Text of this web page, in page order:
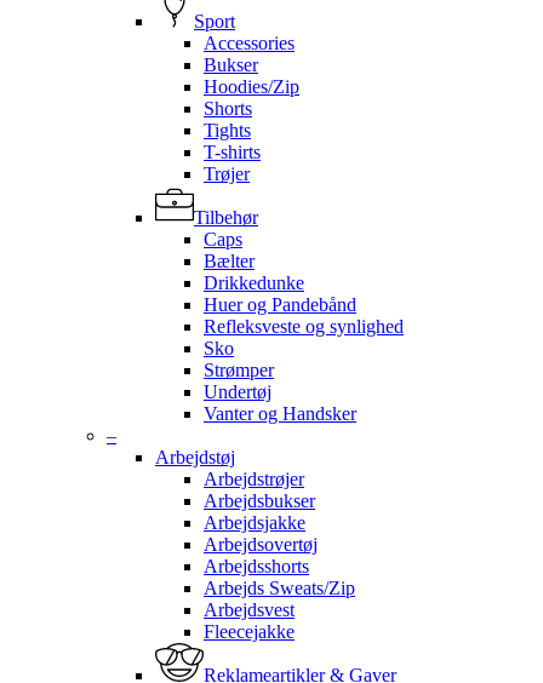
Sport
Accessories
Bukser
Hoodies/Zip
Shorts
Tights
T-shirts
Trøjer
Tilbehør
Caps
Bælter
Drikkedunke
Huer og Pandebånd
Refleksveste og synlighed
Sko
Strømper
Undertøj
Vanter og Handsker
–
Arbejdstøj
Arbejdstrøjer
Arbejdsbukser
Arbejdsjakke
Arbejdsovertøj
Arbejdsshorts
Arbejds Sweats/Zip
Arbejdsvest
Fleecejakke
Reklameartikler & Gaver